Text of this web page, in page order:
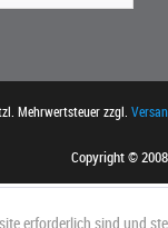
Mehrwertsteuer zzgl.
Copyright ©
erforderlich sind und